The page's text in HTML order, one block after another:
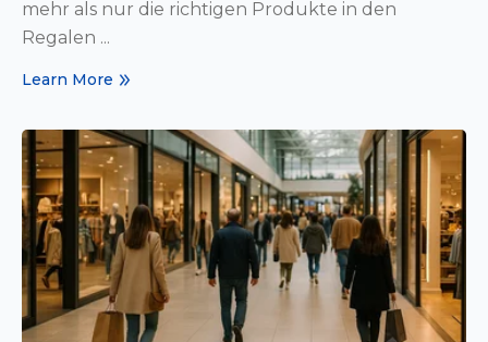
mehr als nur die richtigen Produkte in den
Regalen ...
Learn More